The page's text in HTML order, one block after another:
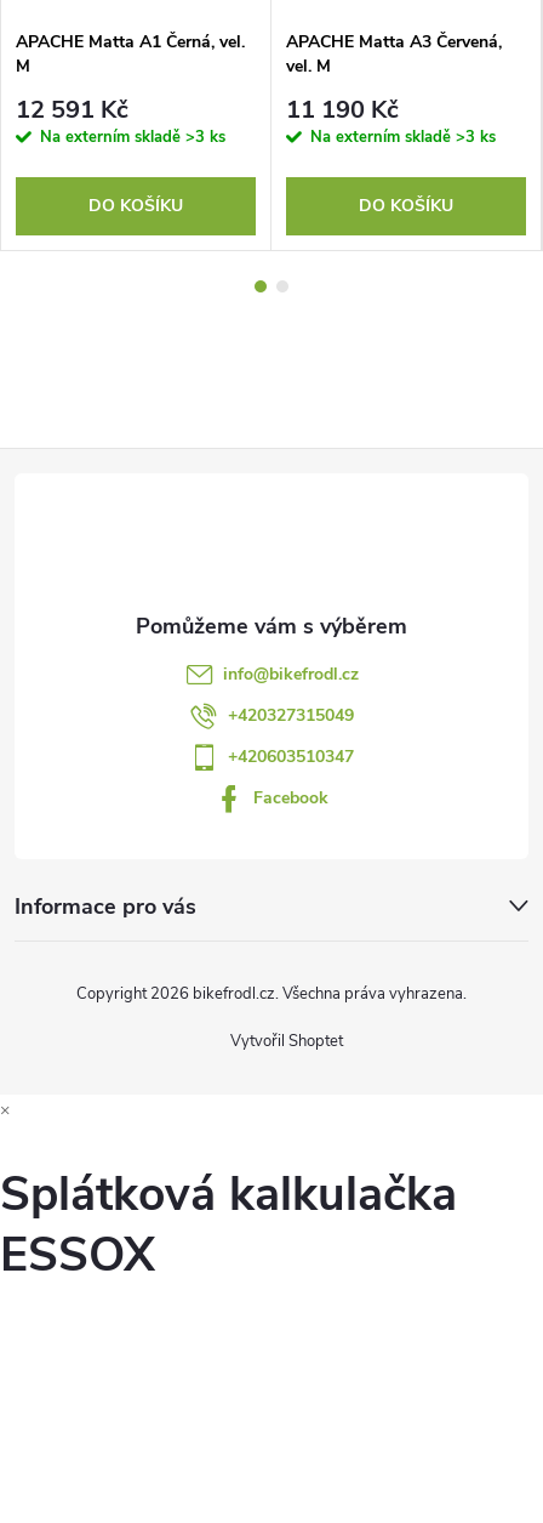
APACHE Matta A1 Černá, vel.
M
12 591 Kč
Na externím skladě >3 ks
DO KOŠÍKU
APACHE Matta A3 Červená,
vel. M
11 190 Kč
Na externím skladě >3 ks
DO KOŠÍKU
info@bikefrodl.cz
+420327315049
+420603510347
Facebook
Informace pro vás
Vytvořil Shoptet
Copyright 2026 bikefrodl.cz. Všechna práva vyhrazena.
×
Splátková kalkulačka
ESSOX